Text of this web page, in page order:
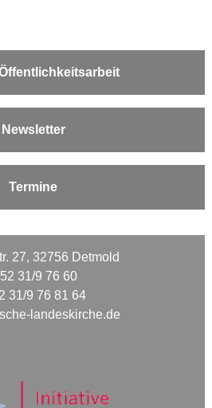
Newsletter
Termine
27, 32756 Detmold
31/9 76 60
31/9 76 81 64
landeskirche.de